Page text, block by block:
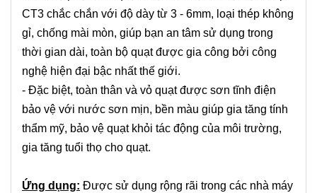
CT3 chắc chắn với độ dày từ 3 - 6mm, loại thép không
gỉ, chống mài mòn, giúp bạn an tâm sử dụng trong
thời gian dài, toàn bộ quạt được gia công bởi công
nghệ hiện đại bậc nhất thế giới.
- Đặc biệt, toàn thân và vỏ quạt được sơn tĩnh điện
bảo vệ với nước sơn mịn, bền màu giúp gia tăng tính
thẩm mỹ, bảo vệ quạt khỏi tác động của môi trường,
gia tăng tuổi thọ cho quạt.
Ứng dụng: Được sử dụng rộng rãi trong các nhà máy